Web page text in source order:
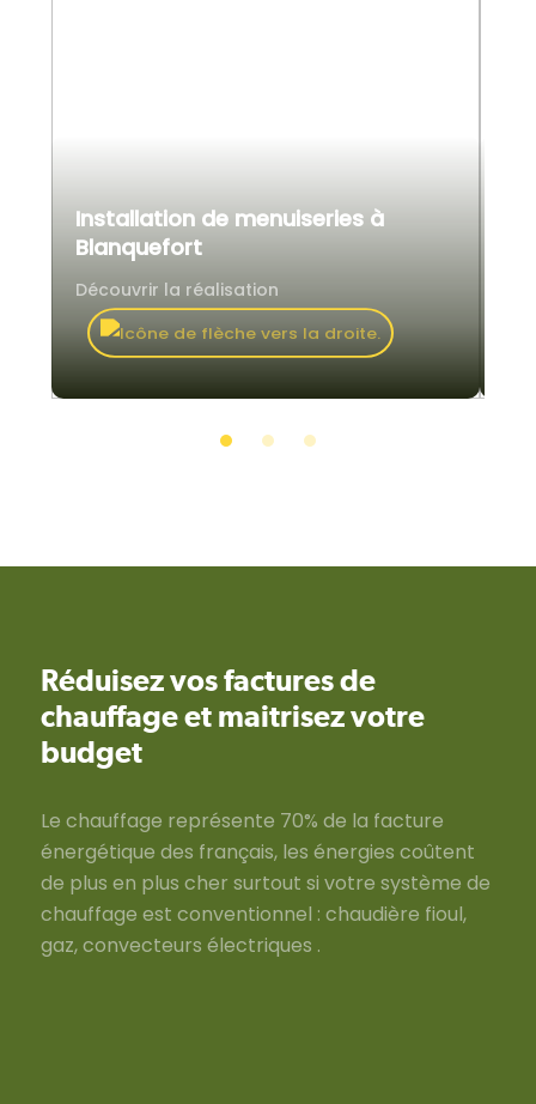
Installation de menuiseries à
Blanquefort
Découvrir la réalisation
Réduisez vos factures de
chauffage et maitrisez votre
budget
Le chauffage représente 70% de la facture
énergétique des français, les énergies coûtent
de plus en plus cher surtout si votre système de
chauffage est conventionnel : chaudière fioul,
gaz, convecteurs électriques .